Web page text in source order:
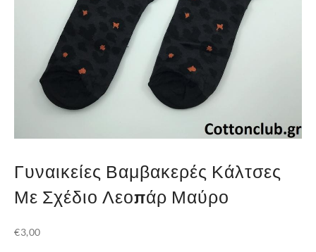
Γυναικείες Βαμβακερές Κάλτσες
Με Σχέδιο Λεοπάρ Μαύρο
€3,00